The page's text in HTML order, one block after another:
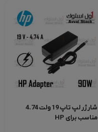
شارژر لپ تاپ 19 ولت 4.74
مناسب برای HP